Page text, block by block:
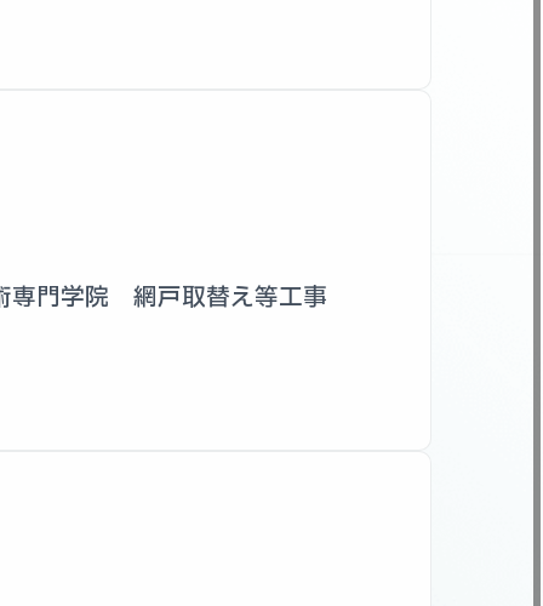
専門学院 網戸取替え等工事